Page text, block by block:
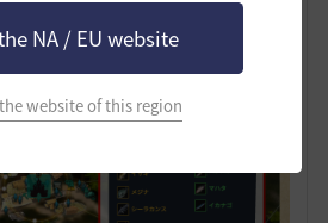
NA / EU website
website of this region